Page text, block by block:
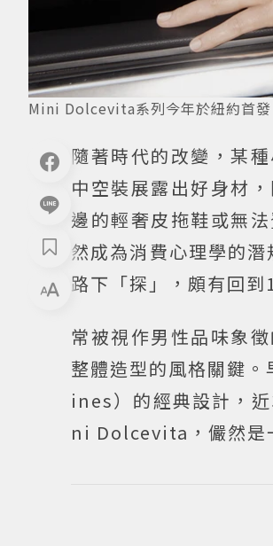
Mini Dolcevita系列今年於紐約首發
隨著時代的改變，某
中空裝展露出好身材
邊的輕奢皮拖鞋或無
然成為消費心理學的
路下「探」，頗有回到
常被視作男性品味象
整體造型的風格關鍵
ines）的經典設計，
ni Dolcevita，儼然是